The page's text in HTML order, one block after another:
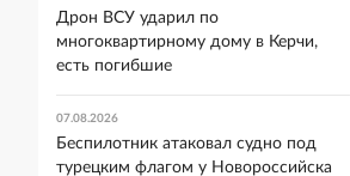
Дрон ВСУ ударил по
многоквартирному дому в Керчи,
есть погибшие
07.08.2026
Беспилотник атаковал судно под
турецким флагом у Новороссийска